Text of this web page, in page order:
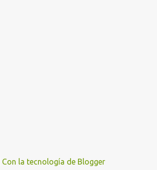
Con la tecnología de Blogger